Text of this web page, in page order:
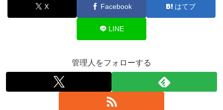
X Facebook はてブ
LINE
管理人をフォローする